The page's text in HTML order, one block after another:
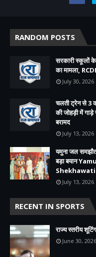
RANDOM POSTS
सरकारी स्कूलों
का मामला,
July 30, 2026
चलती ट्रेन से 3
की जोहड़ी में
बरामद
July 13, 2026
यमुना जल
बड़ा बयान
Shekhawati
July 13, 2026
RECENT IN SPORTS
राज्य स्तरीय
June 30, 2026